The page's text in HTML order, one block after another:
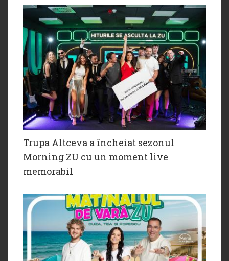
Trupa Altceva a încheiat sezonul
Morning ZU cu un moment live
memorabil